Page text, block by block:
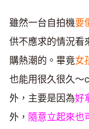
雖然一台自拍機要
供不應求的情況看
購熱潮的。畢竟女
也能用很久很久～
外，主要是因為好
外， 隨意立起來也